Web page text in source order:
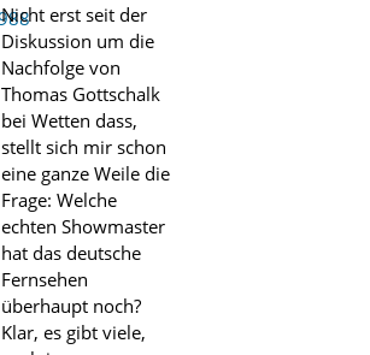
Nicht erst seit der
Diskussion um die
Nachfolge von
Thomas Gottschalk
bei Wetten dass,
stellt sich mir schon
eine ganze Weile die
Frage: Welche
echten Showmaster
hat das deutsche
Fernsehen
überhaupt noch?
Klar, es gibt viele,